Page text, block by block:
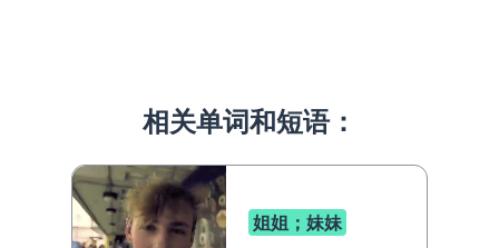
相关单词和短语：
姐姐；妹妹